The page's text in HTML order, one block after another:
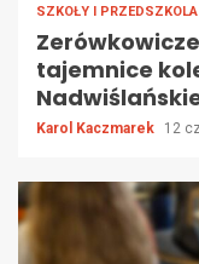
SZKOŁY I PRZEDSZKOLA
tajemnice
Karol Kaczmarek 12